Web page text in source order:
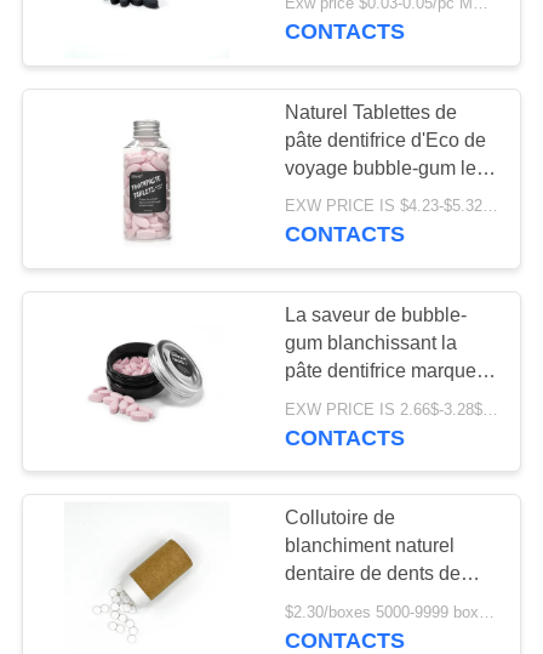
D'USINE
CONTRÔLE
QUALITÉ
CONTACTEZ-
DEMANDEZ
CITATION
libres de rebut de pâte
Exw price $0.03-0.05/pc MOQ:200000pcs
CONTACTS
Naturel Tablettes de
pâte dentifrice d'Eco de
voyage bubble-gum les
Tablettes sensibles de
pâte dentifrice de dents
EXW PRICE IS $4.23-$5.32/BOTTLE MOQ:bouteille de 100pcs/BOTTLE *100
CONTACTS
La saveur de bubble-
gum blanchissant la
pâte dentifrice marque
sur tablette les Tablettes
sensibles MSDS de pâte
CONTACTS
Collutoire de
blanchiment naturel
dentaire de dents de
saveur de pâte dentifrice
de solide en bon état de
$2.30/boxes 5000-9999 boxes MOQ:5000 boîtes
CONTACTS